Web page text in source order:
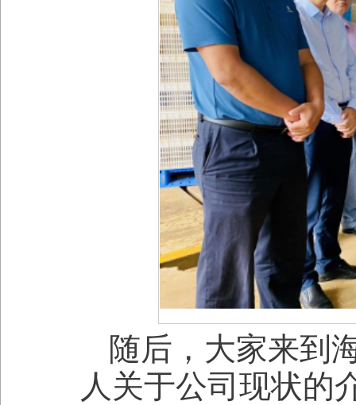
随后，大家来到
人关于公司现状的